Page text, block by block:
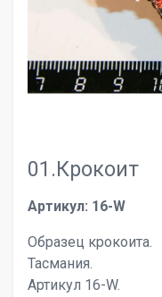
01.Крокоит
Артикул: 16-W
Образец крокоита.
Тасмания.
Артикул 16-W.